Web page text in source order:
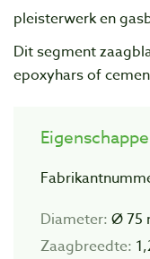
pleisterwerk en
Dit segment
epoxyhars of
Diameter: Ø 75
Zaagbreedte: